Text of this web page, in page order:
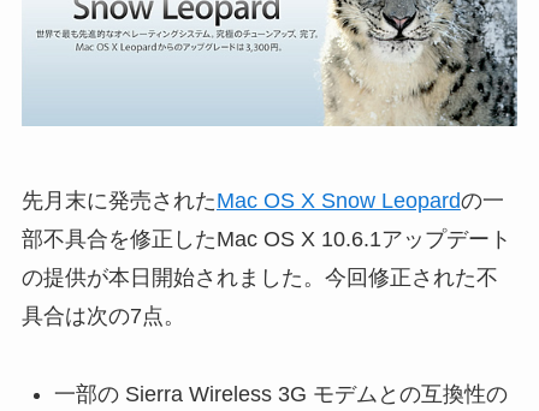
先月末に発売されたMac OS X Snow Leopardの一
部不具合を修正したMac OS X 10.6.1アップデート
の提供が本日開始されました。今回修正された不
具合は次の7点。
一部の Sierra Wireless 3G モデムとの互換性の